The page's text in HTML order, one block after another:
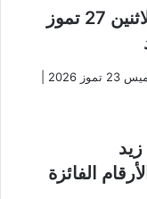
نتائج اللوتو اللبناني 2435 اليوم الاثنين 27 تموز
زيد